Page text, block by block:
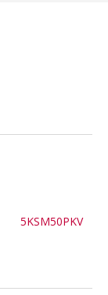
5KSM50PKV